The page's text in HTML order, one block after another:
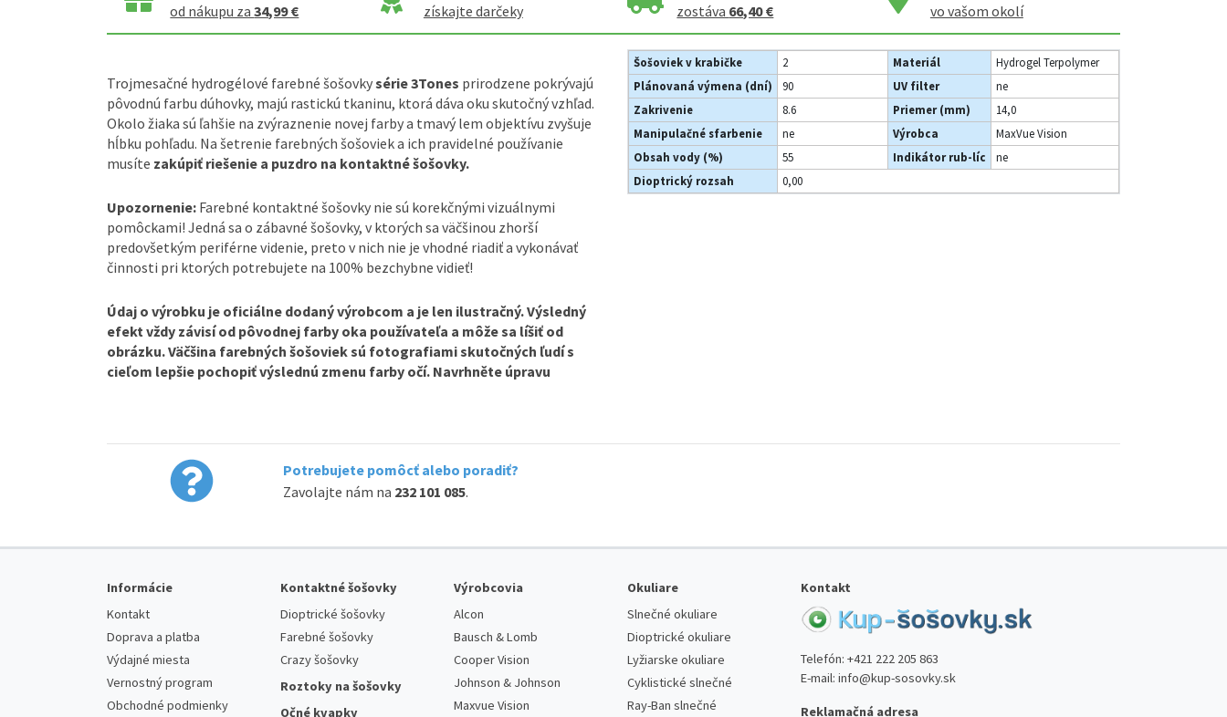
od nákupu za34,99 €
získajte darčeky
zostáva 66,40 €
vo vašom okolí
Trojmesačné hydrogélové farebné šošovkysérie 3Tones prirodzene pokrývajú
pôvodnú farbu dúhovky, majú rastickú tkaninu, ktorá dáva oku skutočný vzhľad.
Okolo žiaka sú ľahšie na zvýraznenie novej farby a tmavý lem objektívu zvyšuje
hĺbku pohľadu. Na šetrenie farebných šošoviek a ich pravidelné používanie
musíte zakúpiť riešenie a puzdro na kontaktné šošovky.
Upozornenie: Farebné kontaktné šošovky nie sú korekčnými vizuálnymi
pomôckami! Jedná sa o zábavné šošovky, v ktorých sa väčšinou zhorší
predovšetkým periférne videnie, preto v nich nie je vhodné riadiť a vykonávať
činnosti pri ktorých potrebujete na 100% bezchybne vidieť!
Údaj o výrobku je oficiálne dodaný výrobcom a je len ilustračný. Výsledný
efekt vždy závisí od pôvodnej farby oka používateľa a môže sa líšiť od
obrázku. Väčšina farebných šošoviek sú fotografiami skutočných ľudí s
cieľom lepšie pochopiť výslednú zmenu farby očí. Navrhněte úpravu
Šošoviek v krabičke 2 Materiál
Hydrogel Terpolymer
Plánovaná výmena (dní)
90 UV filter
ne
Zakrivenie
8.6 Priemer (mm)
14,0
Manipulačné sfarbenie
ne Výrobca
MaxVue Vision
Obsah vody (%)
55 Indikátor rub-líc
ne
Dioptrický rozsah
0,00
Potrebujete pomôcť alebo poradiť?
Zavolajte nám na 232 101 085.
Informácie
Kontakt
Doprava a platba
Výdajné miesta
Vernostný program
Obchodné podmienky
Kontaktné šošovky
Dioptrické šošovky
Farebné šošovky
Crazy šošovky
Roztoky na šošovky
Očné kvapky
Výrobcovia
Alcon
Bausch & Lomb
Cooper Vision
Johnson & Johnson
Maxvue Vision
Okuliare
Slnečné okuliare
Dioptrické okuliare
Lyžiarske okuliare
Cyklistické slnečné
Ray-Ban slnečné
Kontakt
Telefón: +421 222 205 863
E-mail: info@kup-sosovky.sk
Reklamačná adresa